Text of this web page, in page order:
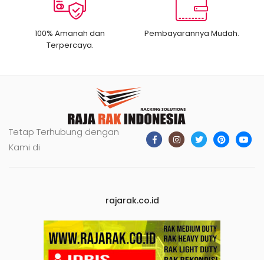
100% Amanah dan
Terpercaya.
Pembayarannya Mudah.
Tetap Terhubung dengan
Kami di
rajarak.co.id